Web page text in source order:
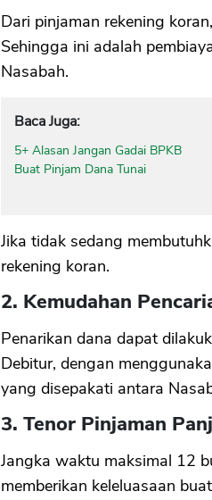
Dari pinjaman rekening
Sehingga ini adalah
Nasabah.
Baca Juga:
5+ Alasan Jangan Gadai BPKB
Buat Pinjam Dana Tunai
Jika tidak sedang
rekening koran.
2. Kemudahan
Penarikan dana dapat
Debitur, dengan
yang disepakati antara
3. Tenor Pinjaman
Jangka waktu maksimal 12
memberikan keleluasaan